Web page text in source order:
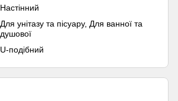
Настінний
Для унітазу та пісуару, Для ванної та
душової
U-подібний